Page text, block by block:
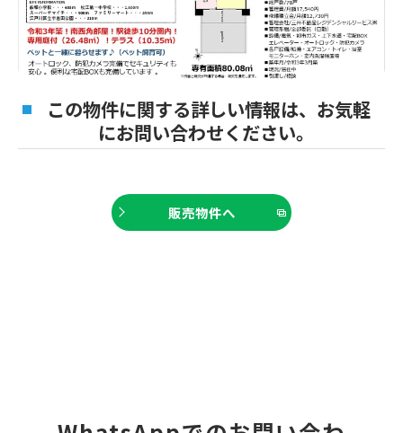
この物件に関する詳しい情報は、お気軽
にお問い合わせください。
販売物件へ